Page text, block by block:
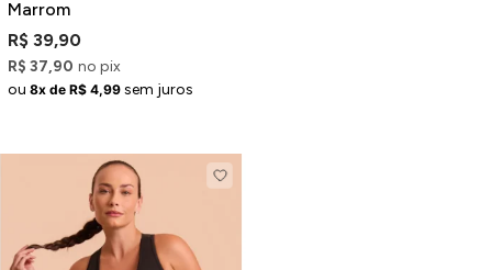
Marrom
R$ 39,90
R$ 37,90 no pix
ou 8x de R$ 4,99 sem juros